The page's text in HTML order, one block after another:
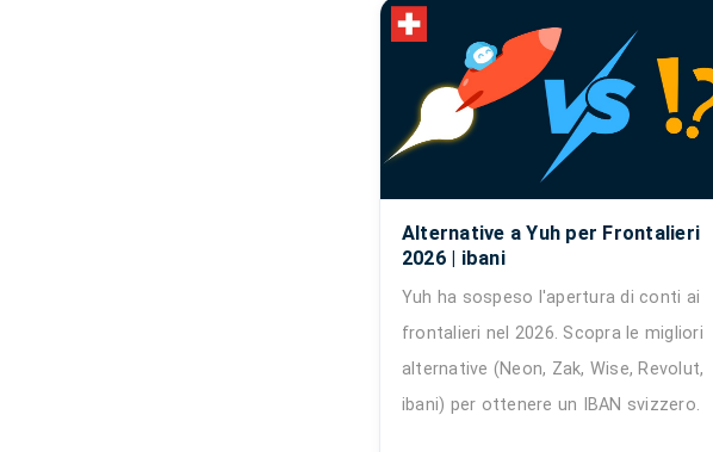
Alternative a Yuh per Frontalieri
2026 | ibani
Yuh ha sospeso l'apertura di conti ai
frontalieri nel 2026. Scopra le migliori
alternative (Neon, Zak, Wise, Revolut,
ibani) per ottenere un IBAN svizzero.